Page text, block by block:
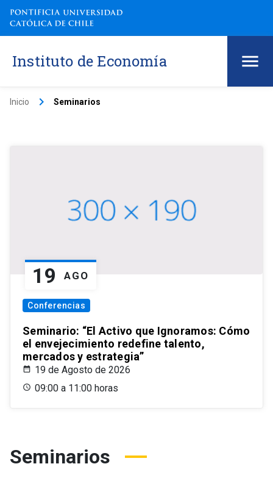
Instituto de Economía
Inicio keyboard_arrow_right Seminarios
19 AGO
Conferencias
Seminario: “El Activo que Ignoramos: Cómo
el envejecimiento redefine talento,
mercados y estrategia”
19 de Agosto de 2026
09:00 a 11:00 horas
Seminarios